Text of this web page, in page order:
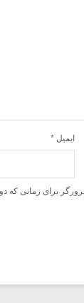
ایمیل *
برای زمانی که